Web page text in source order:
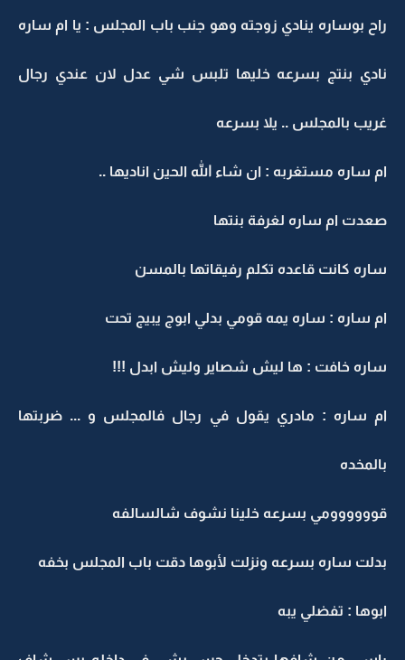
راح بوساره ينادي زوجته وهو جنب باب المجلس : يا ام ساره
نادي بنتج بسرعه خليها تلبس شي عدل لان عندي رجال
غريب بالمجلس .. يلا بسرعه
ام ساره مستغربه : ان شاء الله الحين اناديها ..
صعدت ام ساره لغرفة بنتها
ساره كانت قاعده تكلم رفيقاتها بالمسن
ام ساره : ساره يمه قومي بدلي ابوج يبيج تحت
ساره خافت : ها ليش شصاير وليش ابدل !!!
ام ساره : مادري يقول في رجال فالمجلس و ... ضربتها
بالمخده
قوووووومي بسرعه خلينا نشوف شالسالفه
بدلت ساره بسرعه ونزلت لأبوها دقت باب المجلس بخفه
ابوها : تفضلي يبه